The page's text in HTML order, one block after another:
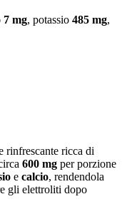
7 mg, potassio 485 mg,
rinfrescante ricca di
600 mg per porzione
e calcio, rendendola
gli elettroliti dopo